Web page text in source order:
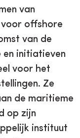
van
offshore
van de
initiatieven
voor het
Ze
de maritieme
op zijn
instituut